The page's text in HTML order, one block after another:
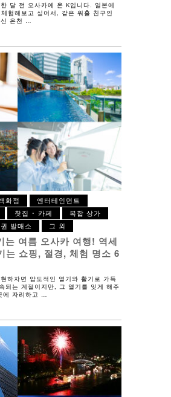
달 전 오사카에 온 K입니다. 일본에
험해보고 싶어서, 같은 워홀 친구인
신 온천 …
화점
엔터테인먼트
찻집 ･ 카페
복합 상가
발매소 그 외
여름 오사카 여행! 역세
는 쇼핑, 절경, 체험 명소 6
하자면 압도적인 열기와 활기로 가득
되는 계절이지만, 그 열기를 잊게 해주
에 자리하고 …